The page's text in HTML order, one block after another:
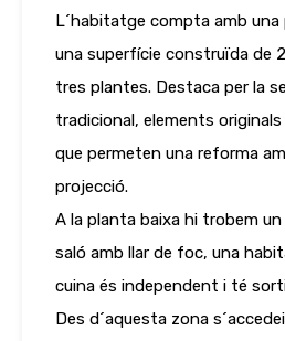
L´habitatge compta amb una
una superfície construïda de
tres plantes. Destaca per la
tradicional, elements
que permeten una reforma
projecció.
A la planta baixa hi trobem
saló amb llar de foc, una
cuina és independent i té
Des d´aquesta zona